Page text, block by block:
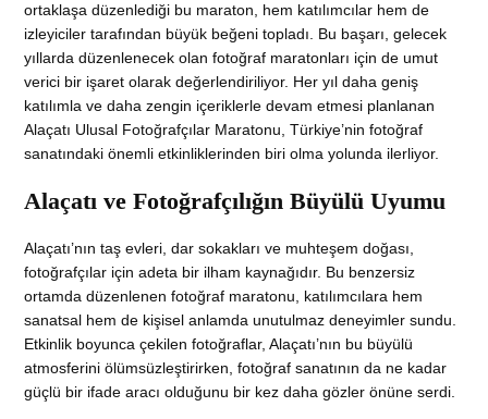
ortaklaşa düzenlediği bu maraton, hem katılımcılar hem de
izleyiciler tarafından büyük beğeni topladı. Bu başarı, gelecek
yıllarda düzenlenecek olan fotoğraf maratonları için de umut
verici bir işaret olarak değerlendiriliyor. Her yıl daha geniş
katılımla ve daha zengin içeriklerle devam etmesi planlanan
Alaçatı Ulusal Fotoğrafçılar Maratonu, Türkiye’nin fotoğraf
sanatındaki önemli etkinliklerinden biri olma yolunda ilerliyor.
Alaçatı ve Fotoğrafçılığın Büyülü Uyumu
Alaçatı’nın taş evleri, dar sokakları ve muhteşem doğası,
fotoğrafçılar için adeta bir ilham kaynağıdır. Bu benzersiz
ortamda düzenlenen fotoğraf maratonu, katılımcılara hem
sanatsal hem de kişisel anlamda unutulmaz deneyimler sundu.
Etkinlik boyunca çekilen fotoğraflar, Alaçatı’nın bu büyülü
atmosferini ölümsüzleştirirken, fotoğraf sanatının da ne kadar
güçlü bir ifade aracı olduğunu bir kez daha gözler önüne serdi.